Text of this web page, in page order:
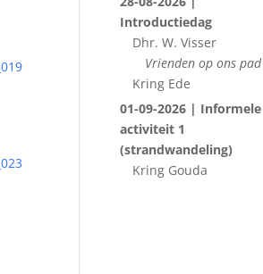
Introductiedag
Dhr. W. Visser
Vrienden op ons pad
Kring Ede
01-09-2026 | Informele
activiteit 1
(strandwandeling)
Kring Gouda